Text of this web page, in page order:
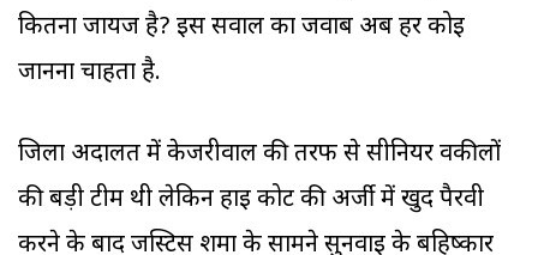
कितना जायज है? इस सवाल का जवाब अब हर कोई
जानना चाहता है.
जिला अदालत में केजरीवाल की तरफ से सीनियर वकीलों
की बड़ी टीम थी लेकिन हाई कोर्ट की अर्जी में खुद पैरवी
करने के बाद जस्टिस शर्मा के सामने सुनवाई के बहिष्कार